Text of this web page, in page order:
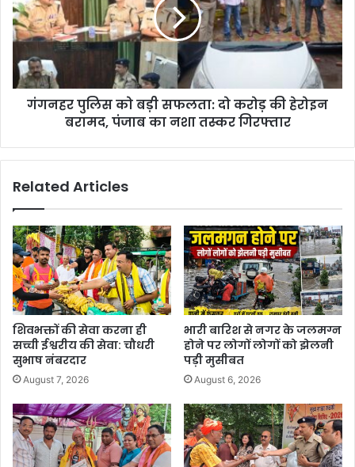
गंगनहर पुलिस को बड़ी सफलता: दो करोड़ की हेरोइन
बरामद, पंजाब का नशा तस्कर गिरफ्तार
Related Articles
शिवभक्तों की सेवा करना ही
सच्ची ईश्वरीय की सेवा: चौधरी
सुभाष नंबरदार
August 7, 2026
भारी बारिश से नगर के जलमग्न
होने पर लोगों लोगों को झेलनी
पड़ी मुसीबत
August 6, 2026